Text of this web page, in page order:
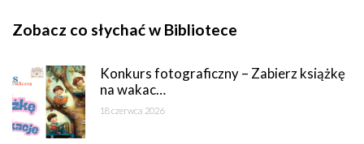
Zobacz co słychać w Bibliotece
Konkurs fotograficzny – Zabierz książkę
na wakac…
18 czerwca 2026